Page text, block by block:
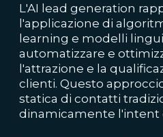
L'AI lead generation
l'applicazione di
learning e modelli
automatizzare e
l'attrazione e la
clienti. Questo
statica di contatti
dinamicamente l'intent